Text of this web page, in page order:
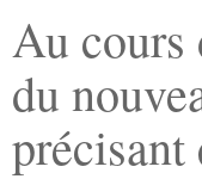
Au cours
du
précisant